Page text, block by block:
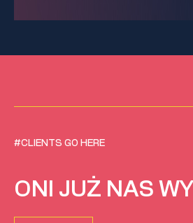
#CLIENTS GO HERE
ONI JUŻ NAS